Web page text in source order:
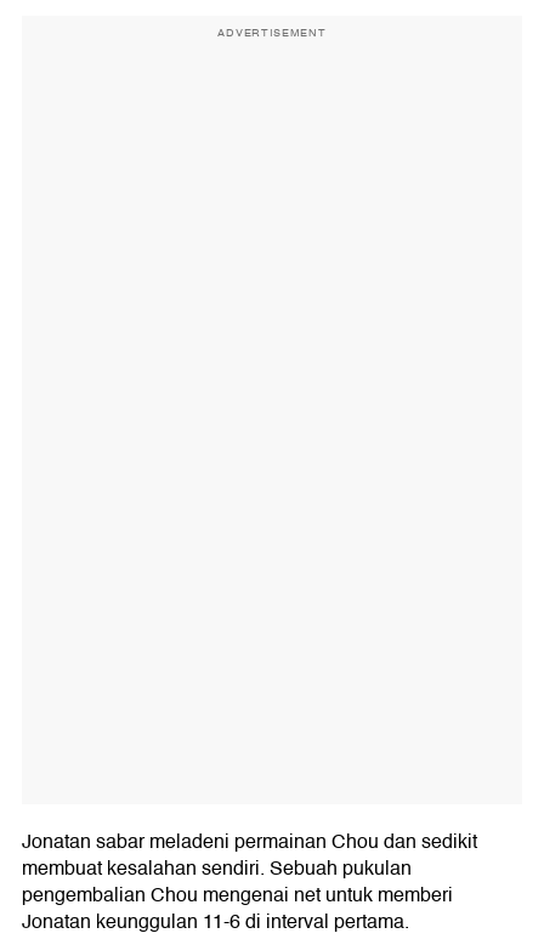
ADVERTISEMENT
Jonatan sabar meladeni permainan Chou dan sedikit
membuat kesalahan sendiri. Sebuah pukulan
pengembalian Chou mengenai net untuk memberi
Jonatan keunggulan 11-6 di interval pertama.